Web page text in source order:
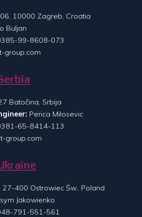
10000 Zagreb, Croatia
Buljan
99-8608-073
group.com
Batočina, Srbija
Perica Milosevic
65-8414-113
group.com
400 Ostrowiec Św., Poland
Jakowienko
791-551-561